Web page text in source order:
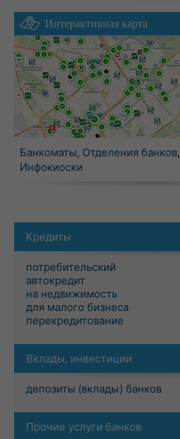
Интерактивная карта
Банкоматы, Отделения банков,
Инфокиоски
Кредиты
потребительский
автокредит
на недвижимость
для малого бизнеса
перекредитование
Вклады, инвестиции
депозиты (вклады) банков
Прочие услуги банков